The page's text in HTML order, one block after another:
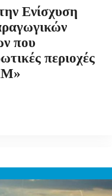
Ενίσχυση
που
περιοχές